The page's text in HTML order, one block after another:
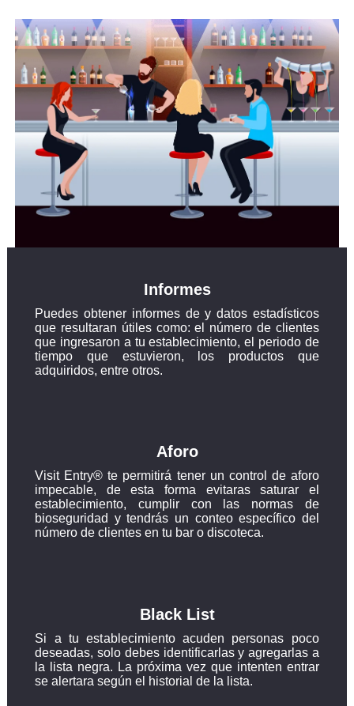
Informes
Puedes obtener informes de y datos estadísticos
que resultaran útiles como: el número de clientes
que ingresaron a tu establecimiento, el periodo de
tiempo que estuvieron, los productos que
adquiridos, entre otros.
Aforo
Visit Entry® te permitirá tener un control de aforo
impecable, de esta forma evitaras saturar el
establecimiento, cumplir con las normas de
bioseguridad y tendrás un conteo específico del
número de clientes en tu bar o discoteca.
Black List
Si a tu establecimiento acuden personas poco
deseadas, solo debes identificarlas y agregarlas a
la lista negra. La próxima vez que intenten entrar
se alertara según el historial de la lista.